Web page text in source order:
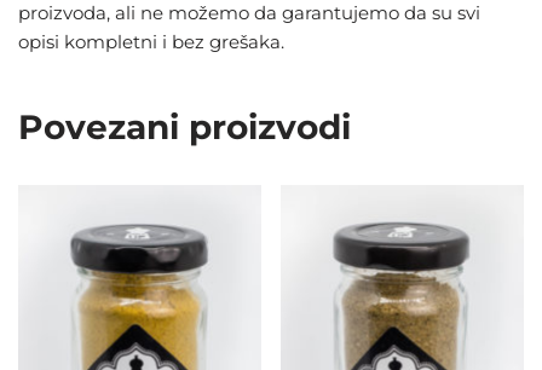
proizvoda, ali ne možemo da garantujemo da su svi
opisi kompletni i bez grešaka.
Povezani proizvodi